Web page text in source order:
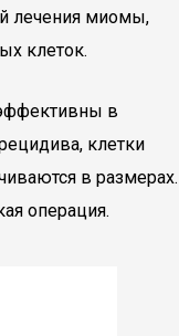
лечения миомы,
клеток.
в
клетки
в размерах.
операция.